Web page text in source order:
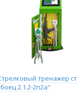
тренажер
2.1.2-2п2а"